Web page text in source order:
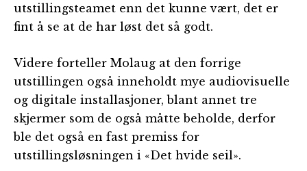
utstillingsteamet enn det kunne vært, det er
fint å se at de har løst det så godt.
Videre forteller Molaug at den forrige
utstillingen også inneholdt mye audiovisuelle
og digitale installasjoner, blant annet tre
skjermer som de også måtte beholde, derfor
ble det også en fast premiss for
utstillingsløsningen i «Det hvide seil».